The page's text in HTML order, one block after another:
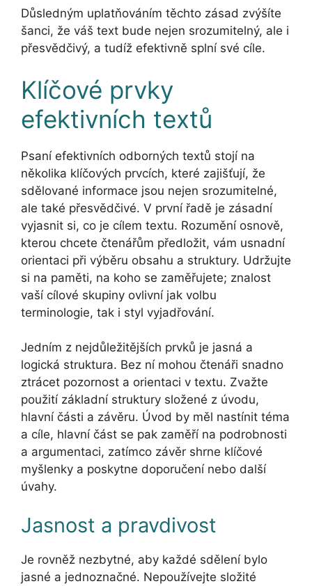
Důsledným uplatňováním těchto zásad zvýšíte
šanci, že váš text bude nejen srozumitelný, ale i
přesvědčivý, a tudíž efektivně splní své cíle.
Klíčové prvky
efektivních textů
Psaní efektivních odborných textů stojí na
několika klíčových prvcích, které zajišťují, že
sdělované informace jsou nejen srozumitelné,
ale také přesvědčivé. V první řadě je zásadní
vyjasnit si, co je cílem textu. Rozumění osnově,
kterou chcete čtenářům předložit, vám usnadní
orientaci při výběru obsahu a struktury. Udržujte
si na paměti, na koho se zaměřujete; znalost
vaší cílové skupiny ovlivní jak volbu
terminologie, tak i styl vyjadřování.
Jedním z nejdůležitějších prvků je jasná a
logická struktura. Bez ní mohou čtenáři snadno
ztrácet pozornost a orientaci v textu. Zvažte
použití základní struktury složené z úvodu,
hlavní části a závěru. Úvod by měl nastínit téma
a cíle, hlavní část se pak zaměří na podrobnosti
a argumentaci, zatímco závěr shrne klíčové
myšlenky a poskytne doporučení nebo další
úvahy.
Jasnost a pravdivost
Je rovněž nezbytné, aby každé sdělení bylo
jasné a jednoznačné. Nepoužívejte složité